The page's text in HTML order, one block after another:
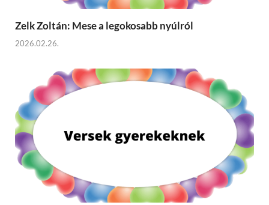
Zelk Zoltán: Mese a legokosabb nyúlról
2026.02.26.